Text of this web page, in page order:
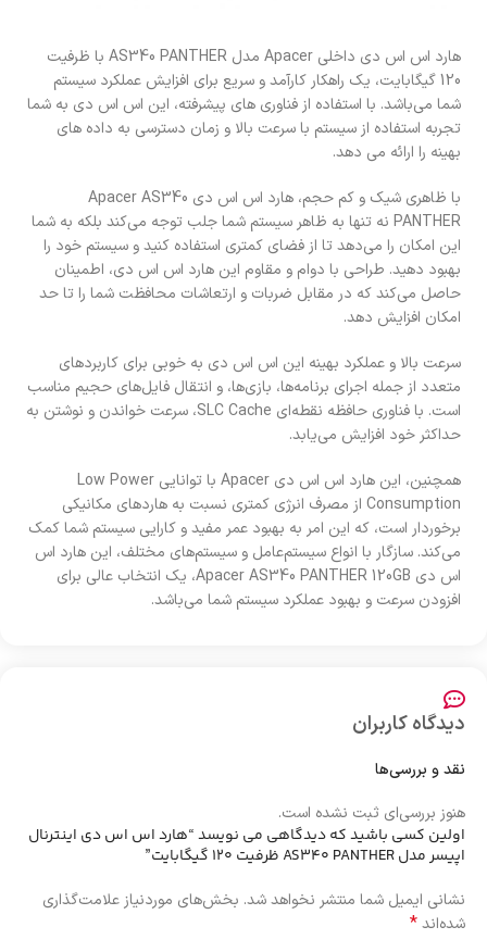
هارد اس اس دی داخلی Apacer مدل AS340 PANTHER با ظرفیت
120 گیگابایت، یک راهکار کارآمد و سریع برای افزایش عملکرد سیستم
شما می‌باشد. با استفاده از فناوری های پیشرفته، این اس اس دی به شما
تجربه استفاده از سیستم با سرعت بالا و زمان دسترسی به داده های
بهینه را ارائه می دهد.
با ظاهری شیک و کم حجم، هارد اس اس دی Apacer AS340
PANTHER نه تنها به ظاهر سیستم شما جلب توجه می‌کند بلکه به شما
این امکان را می‌دهد تا از فضای کمتری استفاده کنید و سیستم خود را
بهبود دهید. طراحی با دوام و مقاوم این هارد اس اس دی، اطمینان
حاصل می‌کند که در مقابل ضربات و ارتعاشات محافظت شما را تا حد
امکان افزایش دهد.
سرعت بالا و عملکرد بهینه این اس اس دی به خوبی برای کاربردهای
متعدد از جمله اجرای برنامه‌ها، بازی‌ها، و انتقال فایل‌های حجیم مناسب
است. با فناوری حافظه نقطه‌ای SLC Cache، سرعت خواندن و نوشتن به
حداکثر خود افزایش می‌یابد.
همچنین، این هارد اس اس دی Apacer با توانایی Low Power
Consumption از مصرف انرژی کمتری نسبت به هاردهای مکانیکی
برخوردار است، که این امر به بهبود عمر مفید و کارایی سیستم شما کمک
می‌کند. سازگار با انواع سیستم‌عامل و سیستم‌های مختلف، این هارد اس
اس دی Apacer AS340 PANTHER 120GB، یک انتخاب عالی برای
افزودن سرعت و بهبود عملکرد سیستم شما می‌باشد.
دیدگاه کاربران
نقد و بررسی‌ها
هنوز بررسی‌ای ثبت نشده است.
اولین کسی باشید که دیدگاهی می نویسد “هارد اس اس دی اینترنال
اپیسر مدل AS340 PANTHER ظرفیت 120 گیگابایت”
نشانی ایمیل شما منتشر نخواهد شد. بخش‌های موردنیاز علامت‌گذاری
شده‌اند*